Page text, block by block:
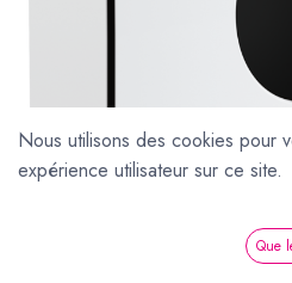
Nous utilisons des cookies pour
expérience utilisateur sur ce site.
Que